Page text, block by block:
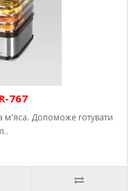
767
м'яса. Допоможе готувати